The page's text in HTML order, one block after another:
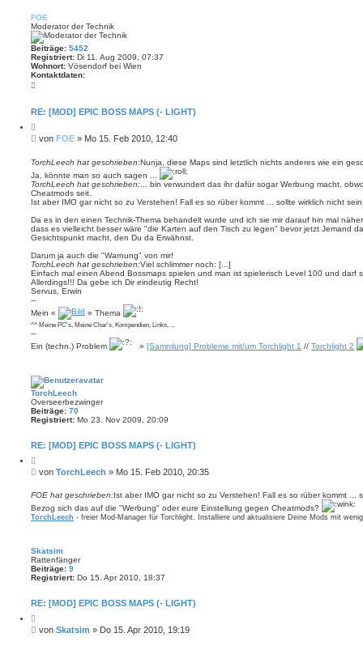
FOE
Moderator der Technik
Beiträge: 5452
Registriert: Di 11. Aug 2009, 07:37
Wohnort: Vösendorf bei Wien
Kontaktdaten:
t
t
t
n
v
o
n
F
O
E
RE: [MOD] EPIC BOSS MAPS (- LIGHT)
i
t
e
e
n
B
i
r
a
g
von FOE » Mo 15. Feb 2010, 12:40
TorchLeech hat geschrieben:Nunja, diese Maps sind letztlich nichts anderes wie ein
Ja, könnte man so auch sagen ...
TorchLeech hat geschrieben: ... bin verwundert das ihr dafür sogar Werbung macht,
Cheatmods seit.
Ist aber IMO gar nicht so zu Verstehen! Fall es so rüber kommt ... sollte wirklich nicht
Da es in den einen Technik-Thema behandelt wurde und ich sie mir darauf hin mal
dass es vielleicht besser wäre "die Karten auf den Tisch zu legen" bevor jetzt Jemand
Gesichtspunkt macht, den Du da Erwähnst.
Darum ja auch die "Warnung" von mir!
TorchLeech hat geschrieben:Viel schlimmer noch: [...]
Einfach mal einen Abend Bossmaps spielen und man ist spielerisch Level 100 und darf
Allerdings!!! Da gebe ich Dir eindeutig Recht!
Servus, Erwin
--
Mein «
» Thema
^^ Meine PC's, Meine Char's, Kompendien, Links, ...
--
Ein (techn.) Problem
» [Sammlung] Probleme mit/um Torchlight 1 // Torchlight 2
TorchLeech
Overseerbezwinger
Beiträge: 70
Registriert: Mo 23. Nov 2009, 20:09
RE: [MOD] EPIC BOSS MAPS (- LIGHT)
i
t
e
e
n
B
i
t
r
von TorchLeech » Mo 15. Feb 2010, 20:35
FOE hat geschrieben: Ist aber IMO gar nicht so zu Verstehen! Fall es so rüber kommt ...
Bezog sich das auf die "Werbung" oder eure Einstellung gegen Cheatmods?
TorchLeech - freier Mod-Manager für Torchlight. Installiere und aktualisiere Deine Mods mit
Skatsim
Rattenfänger
Beiträge: 9
Registriert: Do 15. Apr 2010, 18:37
RE: [MOD] EPIC BOSS MAPS (- LIGHT)
i
t
Bvon Skatsim » Do 15. Apr 2010, 19:19